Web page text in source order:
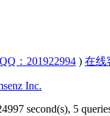
：201922994 ) 在线
Inc.
second(s), 5